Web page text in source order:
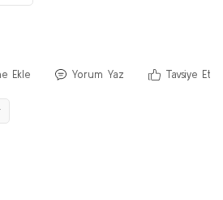
Yorum Yaz Tavsiye Et